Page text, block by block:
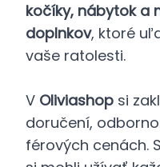
kočíky, nábytok a
doplnkov, ktoré
vaše ratolesti.
V Oliviashop si
doručení,
férových cenách.